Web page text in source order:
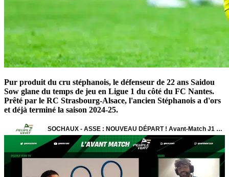
Pur produit du cru stéphanois, le défenseur de 22 ans Saidou
Sow glane du temps de jeu en Ligue 1 du côté du FC Nantes.
Prêté par le RC Strasbourg-Alsace, l'ancien Stéphanois a d'ors
et déjà terminé la saison 2024-25.